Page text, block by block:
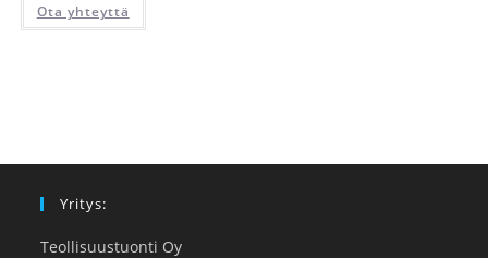
Ota yhteyttä
Yritys:
Teollisuustuonti Oy